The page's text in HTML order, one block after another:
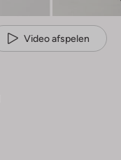
Video afspelen